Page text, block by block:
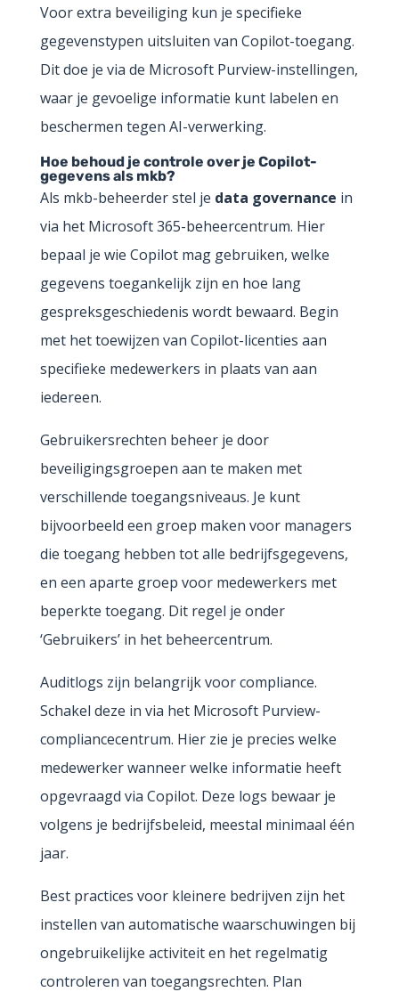
Voor extra beveiliging kun je specifieke
gegevenstypen uitsluiten van Copilot-toegang.
Dit doe je via de Microsoft Purview-instellingen,
waar je gevoelige informatie kunt labelen en
beschermen tegen AI-verwerking.
Hoe behoud je controle over je Copilot-
gegevens als mkb?
Als mkb-beheerder stel je data governance in
via het Microsoft 365-beheercentrum. Hier
bepaal je wie Copilot mag gebruiken, welke
gegevens toegankelijk zijn en hoe lang
gespreksgeschiedenis wordt bewaard. Begin
met het toewijzen van Copilot-licenties aan
specifieke medewerkers in plaats van aan
iedereen.
Gebruikersrechten beheer je door
beveiligingsgroepen aan te maken met
verschillende toegangsniveaus. Je kunt
bijvoorbeeld een groep maken voor managers
die toegang hebben tot alle bedrijfsgegevens,
en een aparte groep voor medewerkers met
beperkte toegang. Dit regel je onder
‘Gebruikers’ in het beheercentrum.
Auditlogs zijn belangrijk voor compliance.
Schakel deze in via het Microsoft Purview-
compliancecentrum. Hier zie je precies welke
medewerker wanneer welke informatie heeft
opgevraagd via Copilot. Deze logs bewaar je
volgens je bedrijfsbeleid, meestal minimaal één
jaar.
Best practices voor kleinere bedrijven zijn het
instellen van automatische waarschuwingen bij
ongebruikelijke activiteit en het regelmatig
controleren van toegangsrechten. Plan